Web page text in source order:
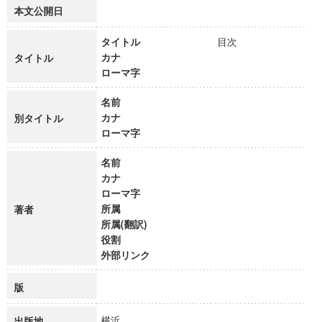
本文公開日
タイトル
タイトル
目次
カナ
ローマ字
別タイトル
名前
カナ
ローマ字
著者
名前
カナ
ローマ字
所属
所属(翻訳)
役割
外部リンク
版